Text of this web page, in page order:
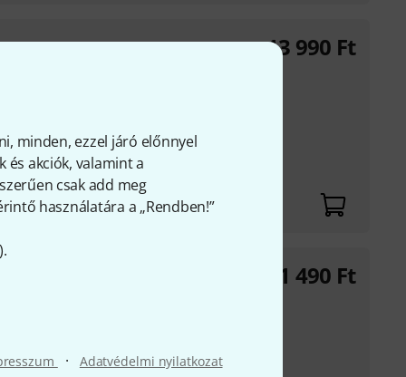
minden, ezzel járó előnnyel
és akciók, valamint a
csak add meg
használatára a „Rendben!”
· Adatvédelmi nyilatkozat
13 990 Ft
speciális
kettő 39
21 490 Ft